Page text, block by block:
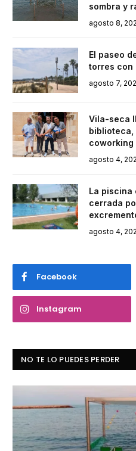
sombra y
agosto 8,
El paseo
torres con
agosto 7,
Vila-seca
biblioteca,
coworking
agosto 4,
La piscina
cerrada
agosto 4,
Facebook
Instagram
NO TE LO PUEDES PERDER